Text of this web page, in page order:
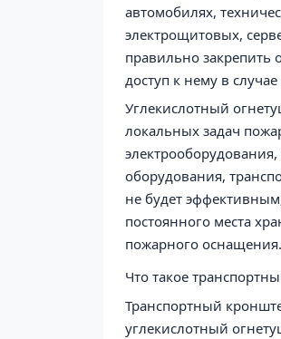
автомобилях,
электрощитовых,
правильно закрепить
доступ к нему в
Углекислотный
локальных задач
оборудования,
не будет
постоянного места
пожарного оснащения.
Что такое
Транспортный
углекислотный